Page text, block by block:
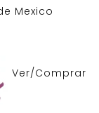
Mexico
Ver/Comprar